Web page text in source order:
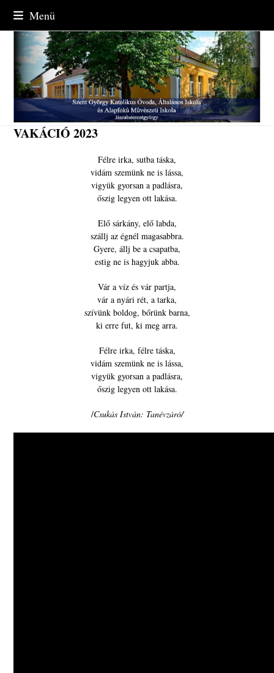
content
Menü
VAKÁCIÓ 2023
Félre irka, sutba táska,
vidám szemünk ne is lássa,
vigyük gyorsan a padlásra,
őszig legyen ott lakása.
Elő sárkány, elő labda,
szállj az égnél magasabbra.
Gyere, állj be a csapatba,
estig ne is hagyjuk abba.
Vár a víz és vár partja,
vár a nyári rét, a tarka,
szívünk boldog, bőrünk barna,
ki erre fut, ki meg arra.
Félre irka, félre táska,
vidám szemünk ne is lássa,
vigyük gyorsan a padlásra,
őszig legyen ott lakása.
/Csukás István: Tanévzáró/